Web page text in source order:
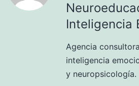
Inteligencia
Agencia
inteligencia
y neuropsicología.